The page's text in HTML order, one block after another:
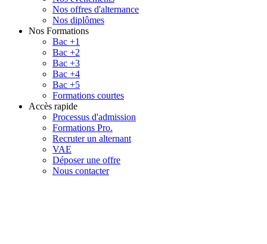
Nos offres d'alternance
Nos diplômes
Nos Formations
Bac +1
Bac +2
Bac +3
Bac +4
Bac +5
Formations courtes
Accès rapide
Processus d'admission
Formations Pro.
Recruter un alternant
VAE
Déposer une offre
Nous contacter